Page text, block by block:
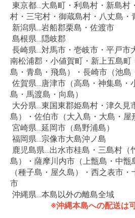
東京都…大島町・利島村・新島村
村・三宅村・御蔵島村・八丈島・
新潟県…岩船郡栗島・佐渡市
島根県…隠岐郡
長崎県…対馬市・壱岐市・平戸市
南松浦郡・小値賀町・新上五島町
島・青島・飛島）・長崎市（池島
佐賀県…唐津市（高島・神集島・
島・馬渡島・向島）
大分県…東国東郡姫島村・津久見
島）・佐伯市（大入島・大島・屋
宮崎県…延岡市（島野浦島）
福岡県…宗像市大島沖ノ島
鹿児島県…出水市桂島・三島村（
島）・薩摩川内市（上甑島・中甑
（種子島・屋久島）・西之表市
市
沖縄県…本島以外の離島全域
※沖縄本島への配送は